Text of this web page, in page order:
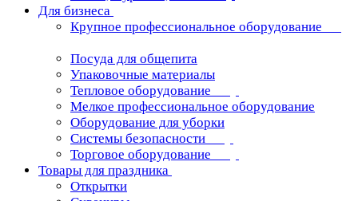
Для бизнеса
Крупное профессиональное оборудование
Посуда для общепита
Упаковочные материалы
Тепловое оборудование
Мелкое профессиональное оборудование
Оборудование для уборки
Системы безопасности
Торговое оборудование
Товары для праздника
Открытки